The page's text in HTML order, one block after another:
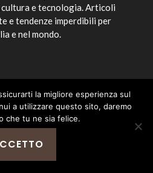
cultura e tecnologia. Articoli
e tendenze imperdibili per
e nel mondo.
la migliore esperienza sul
a utilizzare questo sito, daremo
che tu ne sia felice.